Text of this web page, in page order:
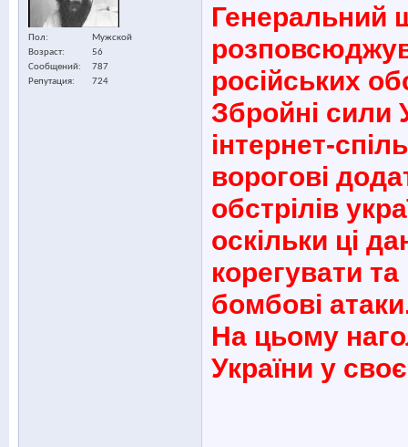
Пол
Мужской
Возраст
56
Сообщений
787
Репутация
724
Генеральний
російських
Збройні сили
інтернет-
ворогові
обстрілів
оскільки ці
корегувати
бомбові
На цьому
України у